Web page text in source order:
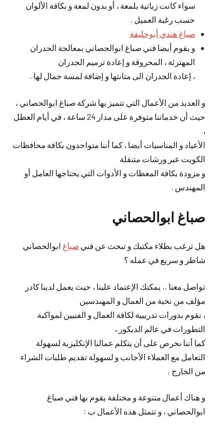
سواء كانت زياتية بلمعة ، أو بدون لمعة و بكافة الألوان
حسب رغبة العميل .
صباغ هندي أبوحليفة
و يقوم أيضا فني صباغ ابوالحصاني بمعالجة الجدران
المهترئة ، المحروقة و إعادة ترميم الجدران
، إعادة الجدران الى متانتها و إضافة لمسة جمال لها .
و العديد من الأعمال التي تتميز بها شركة صباغ ابوالحصاني ،
حيث أن خدماتنا متوفرة على مدار 24 ساعة ، في أيام العطل
،
الأعياد و المناسبات أيضا ، كما أننا متواحدون بكافة محافظات
الكويت عبر ورشات متنقلة
و مزودة بكافة المعظات و الأدوات التي يحتاجها العامل أو
المهندس .
صباغ ابوالحصاني
هل ترغب بطلاء مكتبك و تبحث عن فني صباغ ابوالحصاني
شاطر و سريع في عمله ؟
تواصل معنا .. يمكنك الإعتماد علينا ، حيث يعمل لدينا كادر
مؤلف من نخبة من العمال و المهندسين
، نقوم بدورات تدريبية لكافة العمال و الفنيين لمواكبة
التطورات في عالم الديكور ،
كما أننا نحرص على أن يتكلم عمالنا الإنكليزية لسهولة
التعامل مع العملاء الأجانب و لسهولة تقديم طلبات الشراء
من الخارج .
و هناك أعمال متنوعة و مختلفة يقوم بها فني صباغ
ابوالحصاني ، و تتمثل هذه الأعمال ب :